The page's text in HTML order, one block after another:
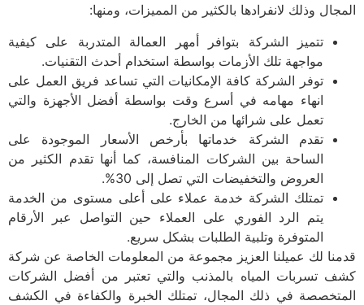
المجال وذلك لانفرادها بالكثير من المميزات، ومنها:
تتميز الشركة بتوافر أمهر العمالة المتدربة على كيفية
مواجهة تلك الأزمات بواسطة استخدام أحدث التقنيات.
توفر الشركة كافة الإمكانيات التي تساعد فريق العمل على
انهاء مهامه في أسرع وقت بواسطة أفضل الأجهزة والتي
تعمل على شرائها من الخارج.
تقدم الشركة خدماتها بأرخص الأسعار الموجودة على
الساحة بين الشركات المنافسة، كما أنها تقدم الكثير من
العروض والتخفيضات التي تصل إلى 30%.
تمتلك الشركة خدمة عملاء على أعلى مستوى من الخدمة
يتم الرد الفوري على العملاء حين التواصل عبر الأرقام
المتوفرة وتلبية الطلبات بشكل سريع.
قدمنا لك عميلنا العزيز مجموعة من المعلومات الخاصة عن شركة
كشف تسربات المياه بالمذنب والتي تعتبر من أفضل الشركات
المتخصصة في ذلك المجال، تمتلك الخبرة والكفاءة في الكشف